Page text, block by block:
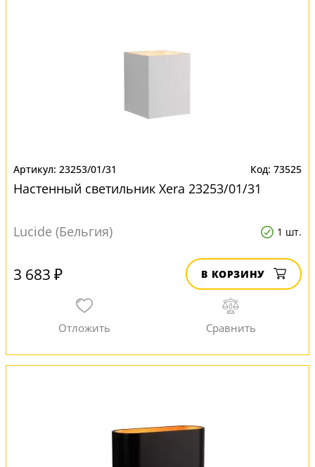
23253/01/31 73525
Настенный светильник Xera 23253/01/31
Lucide (Бельгия) 1 шт.
3 683 ₽ В КОРЗИНУ